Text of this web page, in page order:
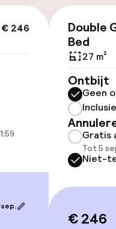
auto op
€ 246
Double
Bed
27 m²
Ontbijt
Geen
Gratis
Tot 5
Niet-
€ 246